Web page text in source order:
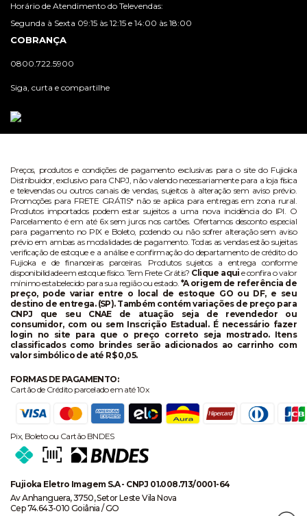
Horário de Atendimento do Televendas:
Segunda à Sexta 09:15 às 12:15 e 14:00 às 18:00
COBRANÇA
0800.722.5900
Siga, curta e compartilhe
Preços, produtos e condições de pagamento exclusivas para o site do Fujioka
Distribuidor, exclusivo para CNPJ, não valendo necessariamente para a loja física
e televendas ou outros canais de vendas, sujeitos à alteração sem aviso prévio.
Promoções para FRETE GRÁTIS* não se aplica para entregas em zona rural.
Produtos importados podem estar sujeitos a uma nova incidência do IPI. O
Parcelamento é em até 6x sem juros nos cartões. Ofertamos desconto especial
para pagamento no PIX e Boleto, podendo ou não sofrer alteração sem aviso
prévio em ambas as modalidades de pagamento. Todas as vendas estão sujeitas
verificação de estoque e a análise e confirmação do departamento de crédito do
Fujioka e de financeiras parceiras. Produtos sujeitos a entrega conforme
disponibilidade em estoque físico. Tem Frete Grátis? Clique aqui e confira o valor
mínimo estabelecido para sua região ou estado. *A origem de referência de
preço, pode variar entre o local de estoque GO ou DF, e seu
destino de entrega. (SP). Também contém variações de preço para
CNPJ que seu CNAE de atuação seja de revendedor ou
consumidor, com ou sem Inscrição Estadual. É necessário fazer
login no site para que o preço correto seja mostrado. Itens
classificados como brindes serão adicionados ao carrinho com
valor simbólico de até R$ 0,05.
FORMAS DE PAGAMENTO:
Cartão de Crédito parcelado em até 10x
Pix, Boleto ou Cartão BNDES
Fujioka Eletro Imagem S.A - CNPJ 01.008.713/0001-64
Av Anhanguera, 3750, Setor Leste Vila Nova
Cep 74.643-010 Goiânia / GO